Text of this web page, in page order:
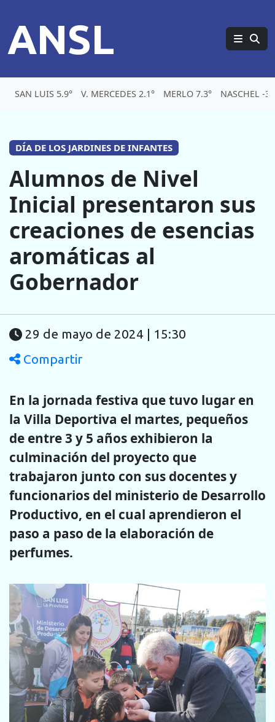
ANSL
SAN LUIS 5.9° V. MERCEDES 2.1° MERLO 7.3° NASCHEL -
DÍA DE LOS JARDINES DE INFANTES
Alumnos de Nivel
Inicial presentaron sus
creaciones de esencias
aromáticas al
Gobernador
29 de mayo de 2024 | 15:30
Compartir
En la jornada festiva que tuvo lugar en
la Villa Deportiva el martes, pequeños
de entre 3 y 5 años exhibieron la
culminación del proyecto que
trabajaron junto con sus docentes y
funcionarios del ministerio de Desarrollo
Productivo, en el cual aprendieron el
paso a paso de la elaboración de
perfumes.